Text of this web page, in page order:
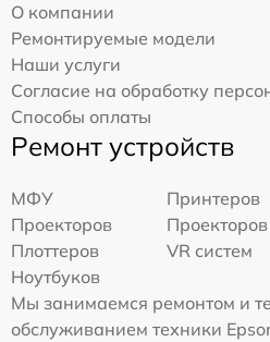
О компании
Ремонтируемые модели
Наши услуги
Согласие на обработку
Способы оплаты
Ремонт устройств
МФУ
Принтеров
Проекторов
Проекторов
Плоттеров
VR систем
Ноутбуков
Мы занимаемся ремонтом и
обслуживанием техники